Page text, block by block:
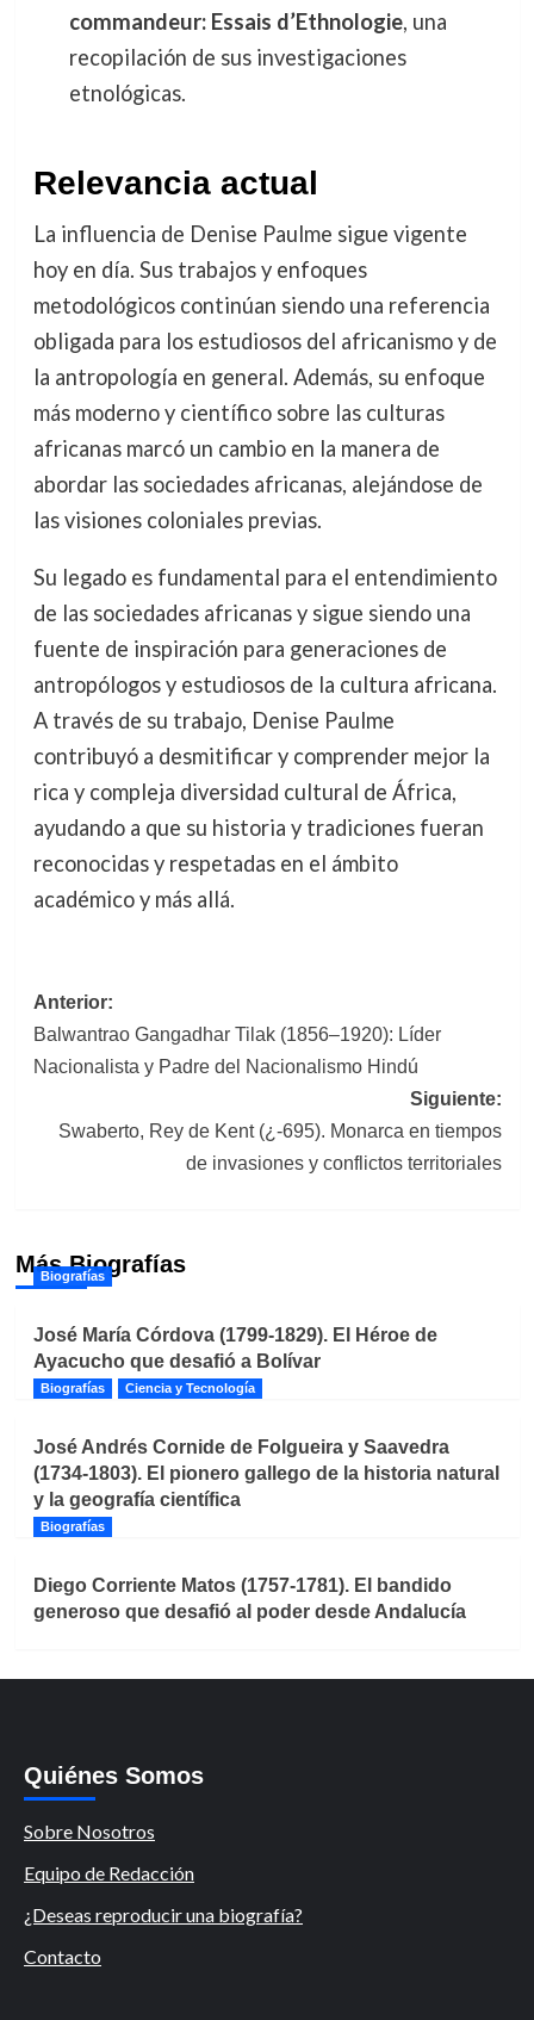
commandeur: Essais d’Ethnologie, una
recopilación de sus investigaciones
etnológicas.
Relevancia actual
La influencia de Denise Paulme sigue vigente
hoy en día. Sus trabajos y enfoques
metodológicos continúan siendo una referencia
obligada para los estudiosos del africanismo y de
la antropología en general. Además, su enfoque
más moderno y científico sobre las culturas
africanas marcó un cambio en la manera de
abordar las sociedades africanas, alejándose de
las visiones coloniales previas.
Su legado es fundamental para el entendimiento
de las sociedades africanas y sigue siendo una
fuente de inspiración para generaciones de
antropólogos y estudiosos de la cultura africana.
A través de su trabajo, Denise Paulme
contribuyó a desmitificar y comprender mejor la
rica y compleja diversidad cultural de África,
ayudando a que su historia y tradiciones fueran
reconocidas y respetadas en el ámbito
académico y más allá.
Navegación
de
entradas
Anterior:
Balwantrao Gangadhar Tilak (1856–1920): Líder
Nacionalista y Padre del Nacionalismo Hindú
Siguiente:
Swaberto, Rey de Kent (¿-695). Monarca en tiempos
de invasiones y conflictos territoriales
Más Biografías
Biografías
José María Córdova (1799-1829). El Héroe de
Ayacucho que desafió a Bolívar
Biografías Ciencia y Tecnología
José Andrés Cornide de Folgueira y Saavedra
(1734-1803). El pionero gallego de la historia natural
y la geografía científica
Biografías
Diego Corriente Matos (1757-1781). El bandido
generoso que desafió al poder desde Andalucía
Quiénes Somos
Sobre Nosotros
Equipo de Redacción
¿Deseas reproducir una biografía?
Contacto